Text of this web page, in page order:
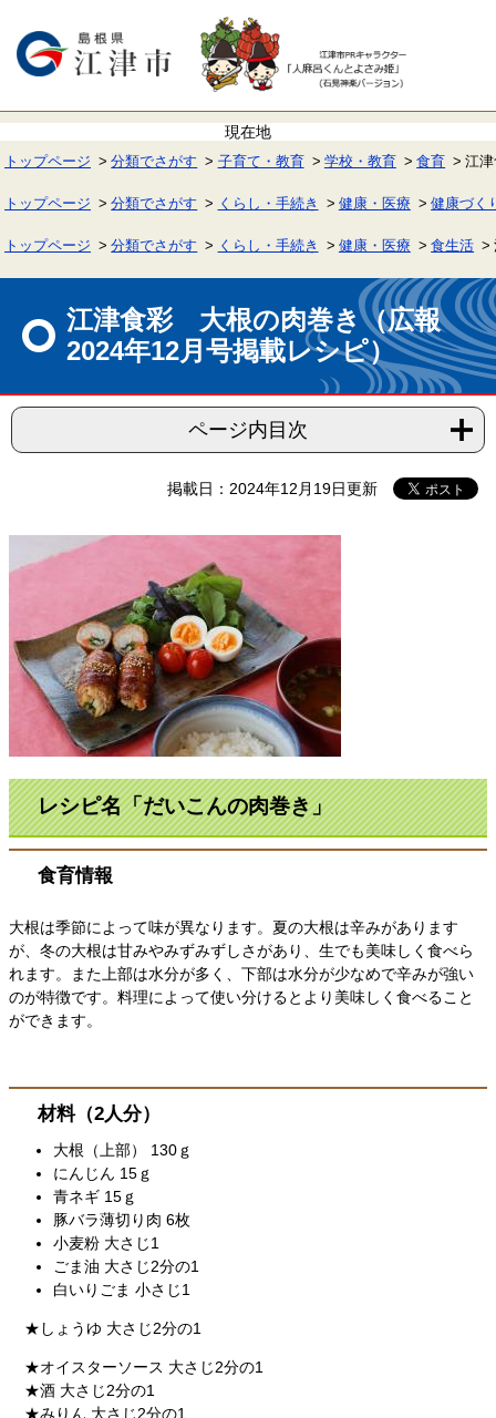
で
ば
本
へ
トップページ 分類でさがす 子育て・教育 学校・教育 食育 江
トップページ 分類でさがす くらし・手続き 健康・医療 健康づく
トップページ 分類でさがす くらし・手続き 健康・医療 食生活
江津食彩 大根の肉巻き（広報
2024年12月号掲載レシピ）
ページ内目次
掲載日：2024年12月19日更新
レシピ名「だいこんの肉巻き」
食育情報
大根は季節によって味が異なります。夏の大根は辛みがあります
が、冬の大根は甘みやみずみずしさがあり、生でも美味しく食べら
れます。また上部は水分が多く、下部は水分が少なめで辛みが強い
のが特徴です。料理によって使い分けるとより美味しく食べること
ができます。
材料（2人分）
​大根（上部） 130ｇ
にんじん 15ｇ
青ネギ 15ｇ
豚バラ薄切り肉 6枚
小麦粉 大さじ1
ごま油 大さじ2分の1
白いりごま 小さじ1 ​
★しょうゆ 大さじ2分の1
★オイスターソース 大さじ2分の1
★酒 大さじ2分の1
★みりん 大さじ2分の1